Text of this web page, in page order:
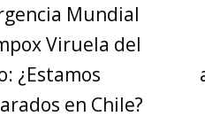
Mundial
Viruela del
¿Estamos
en Chile?